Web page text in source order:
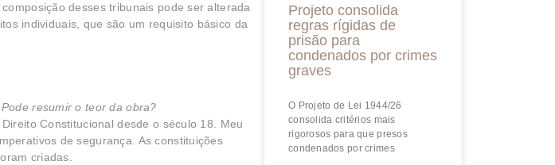
desses tribunais pode ser alterada
individuais, que são um requisito básico da
resumir o teor da obra?
Constitucional desde o século 18. Meu
de segurança. As constituições
criadas.
Projeto consolida
regras rígidas de
prisão para
condenados por crimes
graves
O Projeto de Lei 1944/26
consolida critérios mais
rigorosos para que presos
condenados por crimes